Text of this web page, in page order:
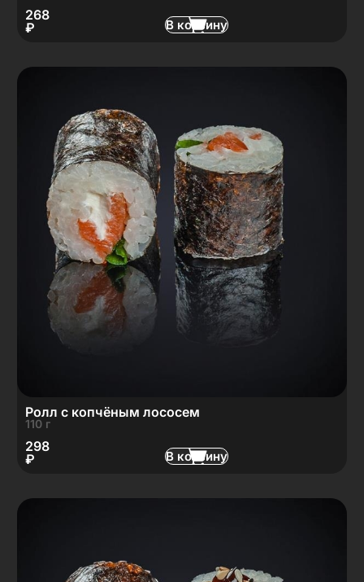
268
₽
В корзину
Ролл с копчёным лососем
110 г
298
₽
В корзину